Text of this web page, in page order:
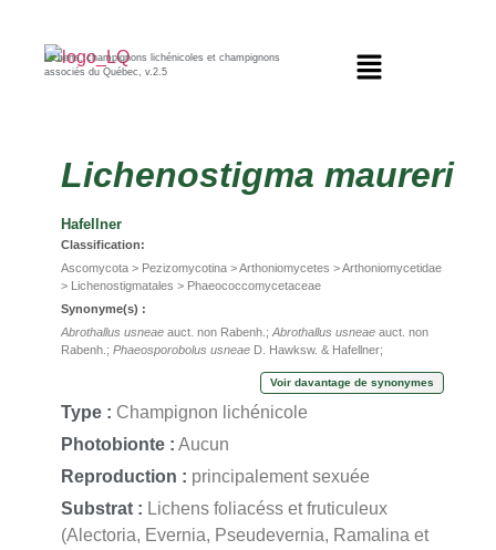
Lichens, champignons lichénicoles et champignons
associés du Québec, v.2.5
Lichenostigma maureri
Hafellner
Classification:
Ascomycota > Pezizomycotina > Arthoniomycetes > Arthoniomycetidae
> Lichenostigmatales > Phaeococcomycetaceae
Synonyme(s) :
Abrothallus usneae auct. non Rabenh.; Abrothallus usneae auct. non
Rabenh.; Phaeosporobolus usneae D. Hawksw. & Hafellner;
Voir davantage de synonymes
Type : Champignon lichénicole
Photobionte : Aucun
Reproduction : principalement sexuée
Substrat : Lichens foliacéss et fruticuleux
(Alectoria, Evernia, Pseudevernia, Ramalina et